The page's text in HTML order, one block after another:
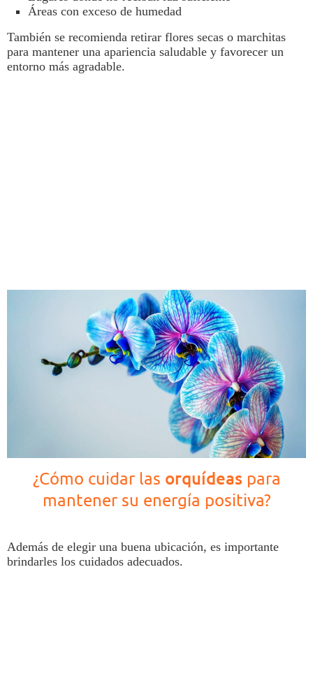
Áreas con exceso de humedad
También se recomienda retirar flores secas o marchitas
para mantener una apariencia saludable y favorecer un
entorno más agradable.
¿Cómo cuidar las orquídeas para
mantener su energía positiva?
Además de elegir una buena ubicación, es importante
brindarles los cuidados adecuados.